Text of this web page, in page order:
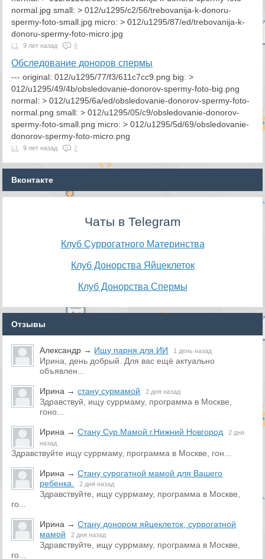
normal.jpg small: > 012/u1295/c2/56/trebovanija-k-donoru-
spermy-foto-small.jpg micro: > 012/u1295/87/ed/trebovanija-k-
donoru-spermy-foto-micro.jpg
L1 9 лет назад 8
Обследование доноров спермы
--- original: 012/u1295/77/f3/611c7cc9.png big: >
012/u1295/49/4b/obsledovanie-donorov-spermy-foto-big.png
normal: > 012/u1295/6a/ed/obsledovanie-donorov-spermy-foto-
normal.png small: > 012/u1295/05/c9/obsledovanie-donorov-
spermy-foto-small.png micro: > 012/u1295/5d/69/obsledovanie-
donorov-spermy-foto-micro.png
L1 9 лет назад 2
Вконтакте
Чаты в Telegram
Клуб Суррогатного Материнства
Клуб Донорства Яйцеклеток
Клуб Донорства Спермы
Отзывы
Александр → Ищу парня для ИИ 1 день назад
Ирина, день добрый. Для вас ещё актуально
объявлен...
Ирина →стану сурмамой 2 дня назад
Здравствуй, ищу суррмаму, программа в Москве,
гоно...
Ирина →Стану Сур.Мамой.г.Нижний Новгород
2 дня
назад
Здравствуйте ищу суррмаму, программа в Москве, гон...
Ирина →Стану сурогатной мамой для Вашего
ребенка.
2 дня назад
Здравствуйте, ищу суррмаму, программа в Москве,
го...
Ирина →Стану донором яйцеклеток, суррогатной
мамой
2 дня назад
Здравствуйте, ищу суррмаму, программа в Москве,
го...